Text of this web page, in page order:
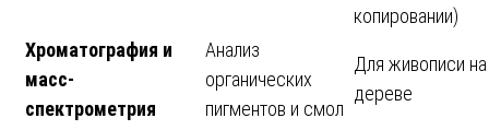
копировании)
Хроматография и
масс-
спектрометрия
Анализ
органических
пигментов и смол
Для живописи на
дереве